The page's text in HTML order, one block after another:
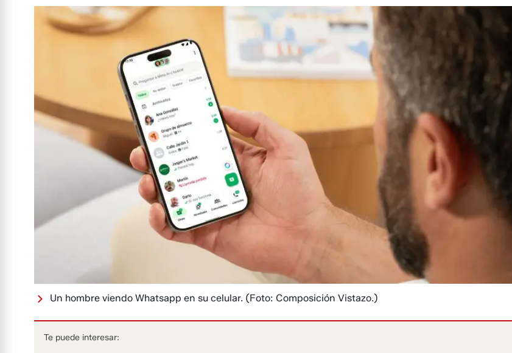
Un hombre viendo Whatsapp en su celular. (Foto: Composición Vistazo.)
Te puede interesar: